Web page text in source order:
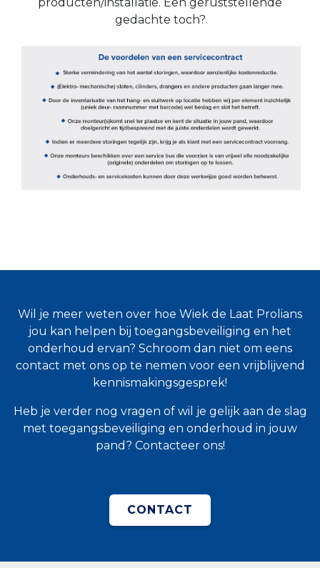
gedachte toch?
Wil je meer weten over hoe Wiek de Laat Prolians
jou kan helpen bij toegangsbeveiliging en het
onderhoud ervan? Schroom dan niet om eens
contact met ons op te nemen voor een vrijblijvend
kennismakingsgesprek!
Heb je verder nog vragen of wil je gelijk aan de slag
met toegangsbeveiliging en onderhoud in jouw
pand? Contacteer ons!
CONTACT